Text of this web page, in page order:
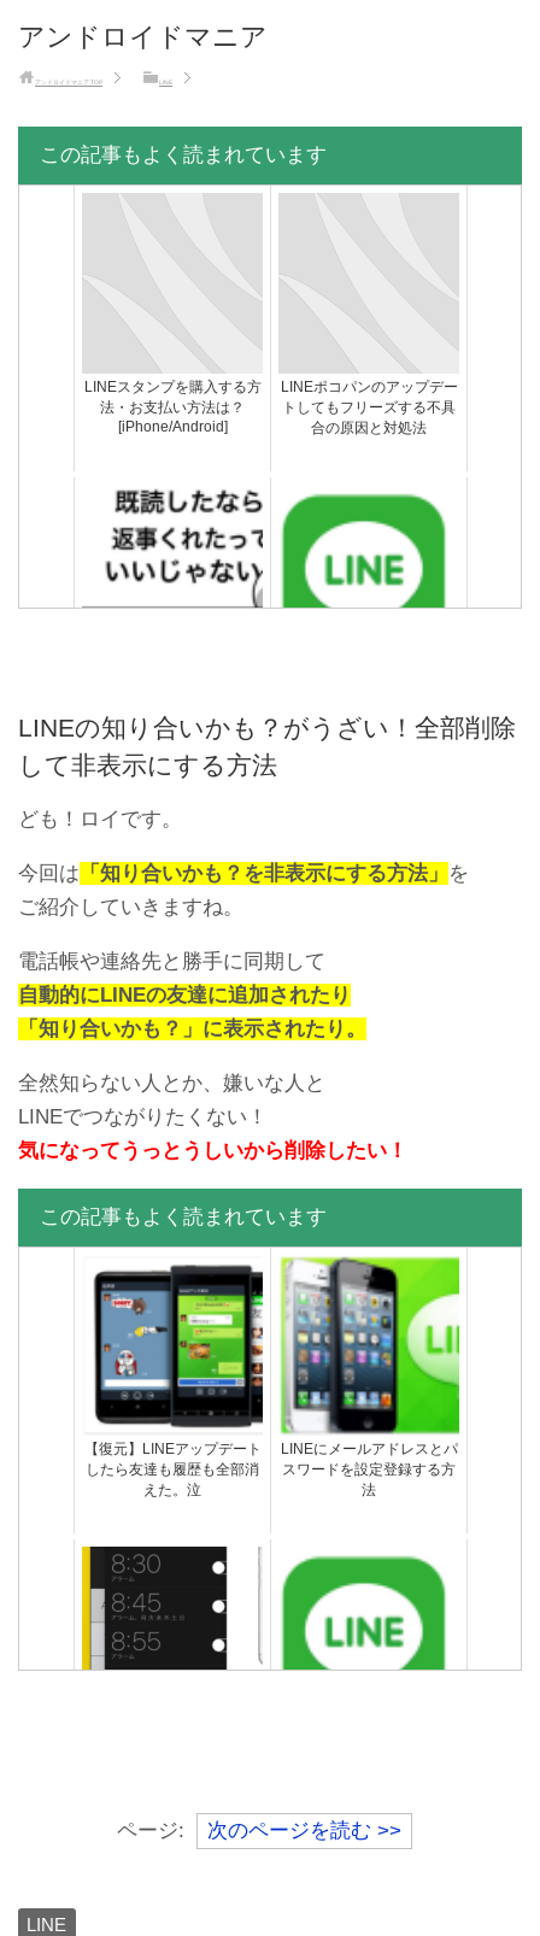
アンドロイドマニア
アンドロイドマニア TOP LINE
この記事もよく読まれています
LINEスタンプを購入する方
法・お支払い方法は？
[iPhone/Android]
LINEポコパンのアップデー
トしてもフリーズする不具
合の原因と対処法
2つの方法
こと？
間違えて別の人にLINE送信
しちゃったメッセージは削
除できない
PCにLINEをインストール/
ログインできない？正しい
手順を再確認
機内モードにしたのにLINE
既読になったぞ！どういう
ことや！
LINEにメールアドレスとパ
スワードを設定登録する方
法
LINEグループから退出する
やり方・退出と退会の違い
とは？
友達のLINEトークの途中だ
け既読つかないエラー不具
合の原因と対処法
LINEの[正常に処理できませ
AndroidとauでLINEのアッ
LINEの知り合いかも？がうざい！全部削除
して非表示にする方法
ども！ロイです。
今回は 「知り合いかも？を非表示にする方法」 を
ご紹介していきますね。
電話帳や連絡先と勝手に同期して
自動的にLINEの友達に追加されたり
「知り合いかも？」に表示されたり。
全然知らない人とか、嫌いな人と
LINEでつながりたくない！
気になってうっとうしいから削除したい！
この記事もよく読まれています
【復元】LINEアップデート
したら友達も履歴も全部消
えた。泣
LINEにメールアドレスとパ
スワードを設定登録する方
法
ページ: 次のページを読む >>
LINE